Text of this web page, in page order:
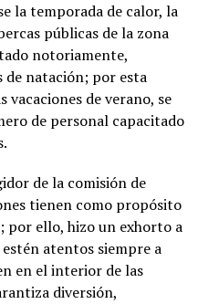
la temporada de calor, la
públicas de la zona
notoriamente,
natación; por esta
vacaciones de verano, se
de personal capacitado
de la comisión de
tienen como propósito
por ello, hizo un exhorto a
atentos siempre a
en el interior de las
diversión,